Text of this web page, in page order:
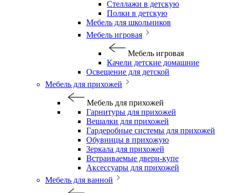
Стеллажи в детскую
Полки в детскую
Мебель для школьников
Мебель игровая
Мебель игровая
Качели детские домашние
Освещение для детской
Мебель для прихожей
Мебель для прихожей
Гарнитуры для прихожей
Вешалки для прихожей
Гардеробные системы для прихожей
Обувницы в прихожую
Зеркала для прихожей
Встраиваемые двери-купе
Аксессуары для прихожей
Мебель для ванной